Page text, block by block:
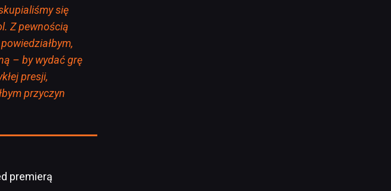
się
Z pewnością
– by wydać grę
presji,
przyczyn
premierą